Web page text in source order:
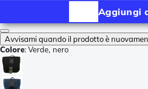
Aggiungi
Avvisami quando il prodotto è
Colore:Verde, nero